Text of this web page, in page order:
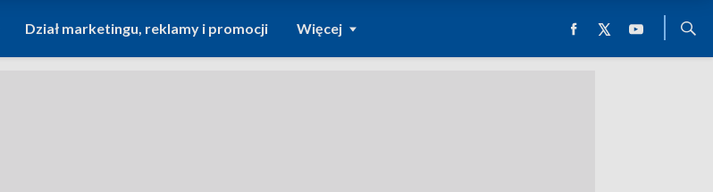
Dział marketingu, reklamy i promocji Więcej